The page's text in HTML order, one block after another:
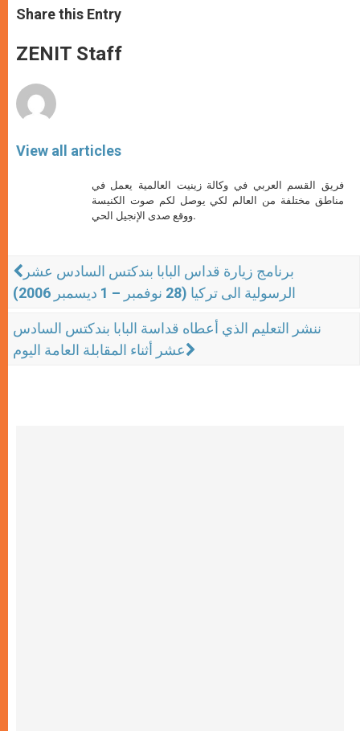
t
s
p
p
s
e
g
e
e
b
o
k
Share this Entry
ZENIT Staff
View all articles
فريق القسم العربي في وكالة زينيت العالمية يعمل في
مناطق مختلفة من العالم لكي يوصل لكم صوت الكنيسة
ووقع صدى الإنجيل الحي.
برنامج زيارة قداس البابا بندكتس السادس عشر
الرسولية الى تركيا (28 نوفمبر – 1 ديسمبر 2006)
ننشر التعليم الذي أعطاه قداسة البابا بندكتس السادس
عشر أثناء المقابلة العامة اليوم